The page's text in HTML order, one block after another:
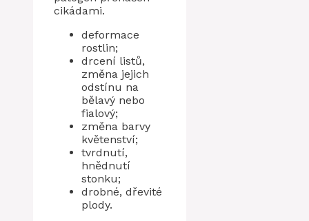
cikádami.
deformace
rostlin;
drcení listů,
změna jejich
odstínu na
bělavý nebo
fialový;
změna barvy
květenství;
tvrdnutí,
hnědnutí
stonku;
drobné, dřevité
plody.